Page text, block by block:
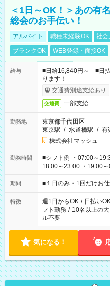
＜1日～OK！＞あの有
総会のお手伝い！
アルバイト 職種未経験OK 社会
ブランクOK
WEB登録・面接OK
給与
■日給16,840円～ ■日
ります！
交通費別途支給あり
交通費 一部支給
勤務地
東京都千代田区
東京駅 / 水道橋駅 / 有
株式会社マッシュ
勤務時間
■シフト例 ・07:00～
18:00～23:00 ・19:00
etc ★最短で3時間で5,120円のお仕事から 15時間で2万円近く稼
げるお仕事も！ ご希望のお時間に合わせてご紹介！ ※シフトは
ください！
期間 ■１日のみ・1回だけお仕
特徴 週1日からOK / 日払い
フト勤務 / 10名以上の
ル不要
気になる！